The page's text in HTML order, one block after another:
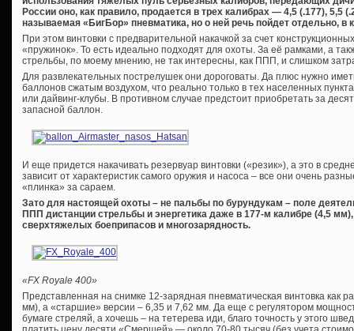
России оно, как правило, продается в трех калибрах — 4,5 (.177), 5,5
называемая «БигБор» пневматика, но о ней речь пойдет отдельно, в
При этом винтовки с предварительной накачкой за счет
«пружинок». То есть идеально подходят для охоты. За её рамками, а
стрельбы, по моему мнению, не так интересны, как ППП, и слишком
Для развлекательных пострелушек они дороговаты. Да плюс нужно
баллонов сжатым воздухом, что реально только в тех населенных
или дайвинг-клубы. В противном случае предстоит приобретать за
запасной баллон.
И еще придется накачивать резервуар винтовки («резик»), а это в
зависит от характеристик самого оружия и насоса – все они очень
«плинка» за сараем.
Зато для настоящей охоты – не пальбы по бурундукам – поле
ППП дистанции стрельбы и энергетика даже в 177-м калибре (4,5
сверхтяжелых боеприпасов и многозарядность.
«FX Royale 400»
Представленная на снимке 12-зарядная пневматическая винтовка как
мм), а «старшие» версии – 6,35 и 7,62 мм. Да еще с регулятором
бумаге стреляй, а хочешь – на тетерева иди, благо точность у этого